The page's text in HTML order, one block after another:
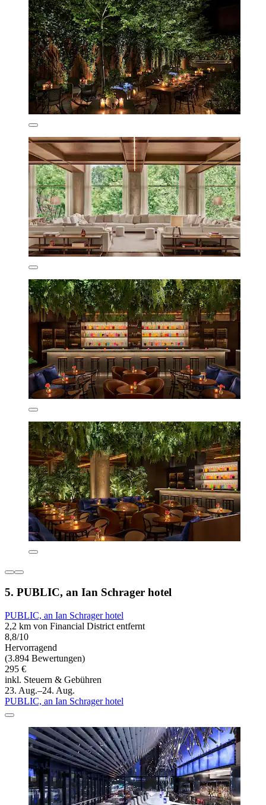
5. PUBLIC, an Ian Schrager hotel
PUBLIC, an Ian Schrager hotel
2,2 km von Financial District entfernt
8,8/10
Hervorragend
(3.894 Bewertungen)
295 €
inkl. Steuern & Gebühren
23. Aug.–24. Aug.
PUBLIC, an Ian Schrager hotel